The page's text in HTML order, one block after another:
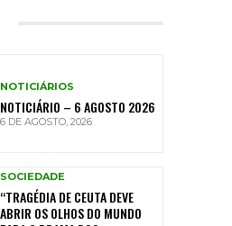
NOTICIÁRIOS
NOTICIÁRIO – 6 AGOSTO 2026
6 DE AGOSTO, 2026
SOCIEDADE
“TRAGÉDIA DE CEUTA DEVE
ABRIR OS OLHOS DO MUNDO